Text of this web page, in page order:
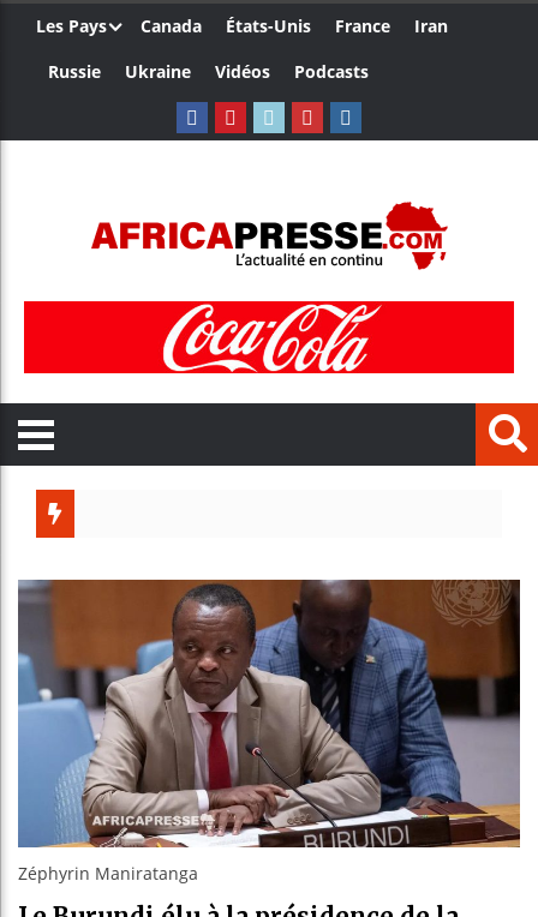
Les Pays Canada États-Unis France
Iran
Russie
Ukraine Vidéos Podcasts
Bénin :
Le
Zéphyrin Maniratanga